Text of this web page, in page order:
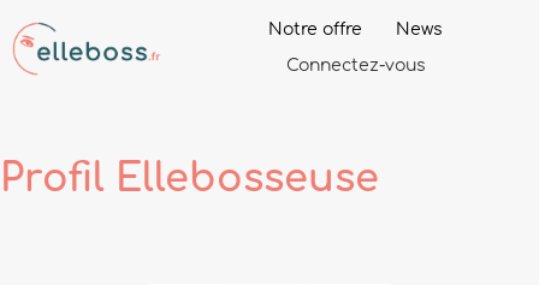
Notre offre
News
Connectez-vous
Profil Ellebosseuse